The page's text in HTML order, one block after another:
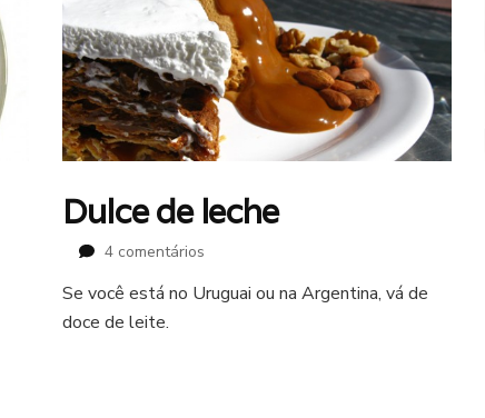
Dulce de leche
4 comentáriosem
de
Se você está no Uruguai ou na Argentina, vá de
doce de leite.